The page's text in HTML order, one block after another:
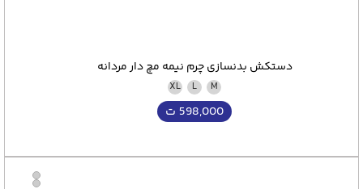
دستکش بدنسازی چرم نیمه مچ دار مردانه
M
L
XL
598,000 ت